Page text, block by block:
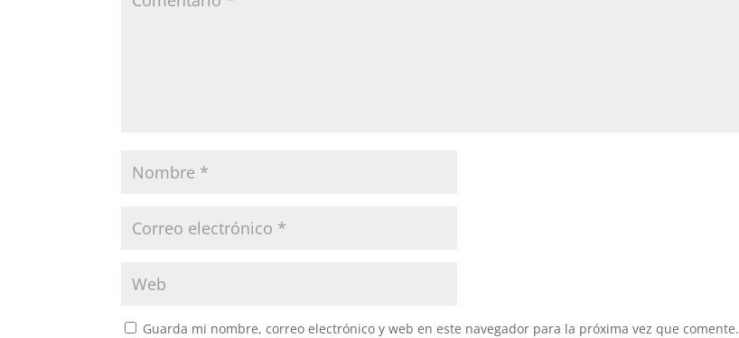
Guarda mi nombre, correo electrónico y web en este navegador para la próxima vez que comente.